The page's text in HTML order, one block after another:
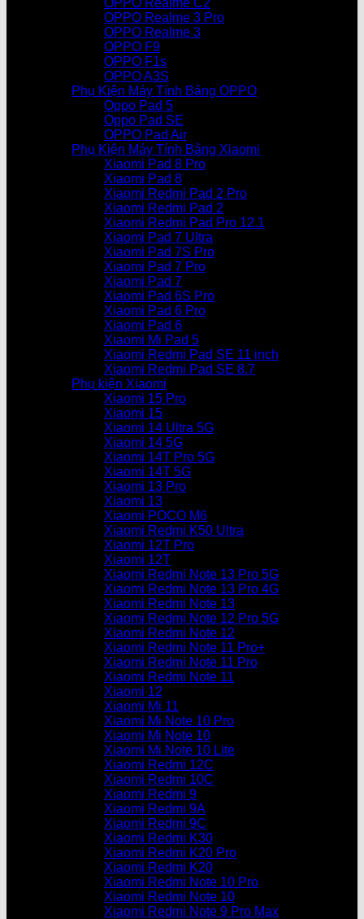
OPPO Realme C2
OPPO Realme 3 Pro
OPPO Realme 3
OPPO F9
OPPO F1s
OPPO A3S
Phụ Kiện Máy Tính Bảng OPPO
Oppo Pad 5
Oppo Pad SE
OPPO Pad Air
Phụ Kiện Máy Tính Bảng Xiaomi
Xiaomi Pad 8 Pro
Xiaomi Pad 8
Xiaomi Redmi Pad 2 Pro
Xiaomi Redmi Pad 2
Xiaomi Redmi Pad Pro 12.1
Xiaomi Pad 7 Ultra
Xiaomi Pad 7S Pro
Xiaomi Pad 7 Pro
Xiaomi Pad 7
Xiaomi Pad 6S Pro
Xiaomi Pad 6 Pro
Xiaomi Pad 6
Xiaomi Mi Pad 5
Xiaomi Redmi Pad SE 11 inch
Xiaomi Redmi Pad SE 8.7
Phụ kiện Xiaomi
Xiaomi 15 Pro
Xiaomi 15
Xiaomi 14 Ultra 5G
Xiaomi 14 5G
Xiaomi 14T Pro 5G
Xiaomi 14T 5G
Xiaomi 13 Pro
Xiaomi 13
Xiaomi POCO M6
Xiaomi Redmi K50 Ultra
Xiaomi 12T Pro
Xiaomi 12T
Xiaomi Redmi Note 13 Pro 5G
Xiaomi Redmi Note 13 Pro 4G
Xiaomi Redmi Note 13
Xiaomi Redmi Note 12 Pro 5G
Xiaomi Redmi Note 12
Xiaomi Redmi Note 11 Pro+
Xiaomi Redmi Note 11 Pro
Xiaomi Redmi Note 11
Xiaomi 12
Xiaomi Mi 11
Xiaomi Mi Note 10 Pro
Xiaomi Mi Note 10
Xiaomi Mi Note 10 Lite
Xiaomi Redmi 12C
Xiaomi Redmi 10C
Xiaomi Redmi 9
Xiaomi Redmi 9A
Xiaomi Redmi 9C
Xiaomi Redmi K30
Xiaomi Redmi K20 Pro
Xiaomi Redmi K20
Xiaomi Redmi Note 10 Pro
Xiaomi Redmi Note 10
Xiaomi Redmi Note 9 Pro Max